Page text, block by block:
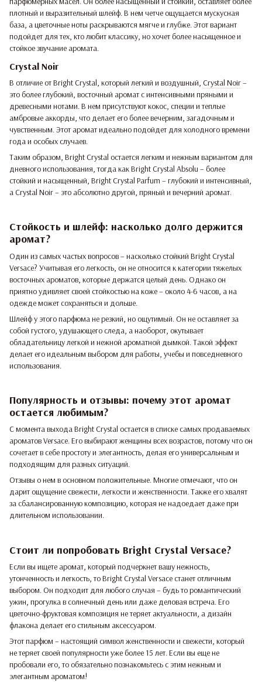
плотный и выразительный шлейф. В нем четче ощущается мускусная
база, а цветочные ноты раскрываются мягче и глубже. Этот вариант
подойдет для тех, кто любит классику, но хочет более насыщенное и
стойкое звучание аромата.
Crystal Noir
В отличие от Bright Crystal, который легкий и воздушный, Crystal Noir–
это более глубокий, восточный аромат с интенсивными пряными и
древесными нотами. В нем присутствуют кокос, специи и теплые
амбровые аккорды, что делает его более вечерним, загадочным и
чувственным. Этот аромат идеально подойдет для холодного времени
года и особых случаев.
Таким образом, Bright Crystal остается легким и нежным вариантом для
дневного использования, тогда как Bright Crystal Absolu – более
стойкий и насыщенный, Bright Crystal Parfum – глубокий и интенсивный,
а Crystal Noir – это абсолютно другой, пряный и вечерний аромат.
Стойкость и шлейф: насколько долго держится
аромат?
Один из самых частых вопросов – насколько стойкий Bright Crystal
Versace? Учитывая его легкость, он не относится к категории тяжелых
восточных ароматов, которые держатся целый день. Однако он
приятно удивляет своей стойкостью на коже – около 4-6 часов, а на
одежде может сохраняться и дольше.
Шлейф у этого парфюма не резкий, но ощутимый. Он не оставляет за
собой густого, удушающего следа, а наоборот, окутывает
обладательницу легкой и нежной ароматной дымкой. Такой эффект
делает его идеальным выбором для работы, учебы и повседневного
использования.
Популярность и отзывы: почему этот аромат
остается любимым?
С момента выхода Bright Crystal остается в списке самых продаваемых
ароматов Versace. Его выбирают женщины всех возрастов, потому что он
сочетает в себе простоту и элегантность, делая его универсальным и
подходящим для разных ситуаций.
Отзывы о нем в основном положительные. Многие отмечают, что он
дарит ощущение свежести, легкости и женственности. Также его хвалят
за сбалансированную композицию, которая не надоедает даже при
длительном использовании.
Стоит ли попробовать Bright Crystal Versace?
Если вы ищете аромат, который подчеркнет вашу нежность,
утонченность и легкость, то Bright Crystal Versace станет отличным
выбором. Он подходит для любого случая – будь то романтический
ужин, прогулка в солнечный день или даже деловая встреча. Его
цветочно-фруктовая композиция не теряет актуальности, а дизайн
флакона делает его стильным аксессуаром.
Этот парфюм – настоящий символ женственности и свежести, который
не теряет своей популярности уже более 15 лет. Если вы еще не
пробовали его, то обязательно познакомьтесь с этим нежным и
элегантным ароматом!